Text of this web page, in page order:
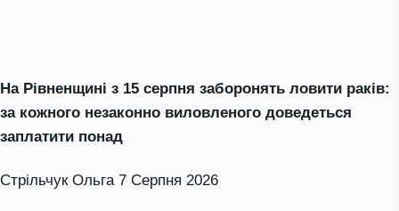
На Рівненщині з 15 серпня заборонять ловити раків:
за кожного незаконно виловленого доведеться
заплатити понад
Стрільчук Ольга 7 Серпня 2026